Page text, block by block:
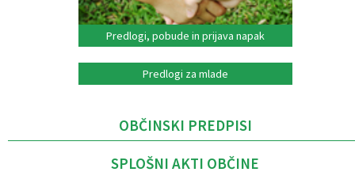
Predlogi, pobude in prijava napak
Predlogi za mlade
OBČINSKI PREDPISI
SPLOŠNI AKTI OBČINE